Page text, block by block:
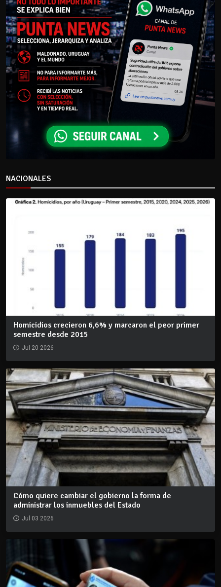
NACIONALES
Homicidios crecieron 6,6% y marcaron el peor primer
semestre desde 2015
Jul 20 2026
Cómo quiere cambiar el gobierno la forma de
administrar los inmuebles del Estado
Jul 03 2026